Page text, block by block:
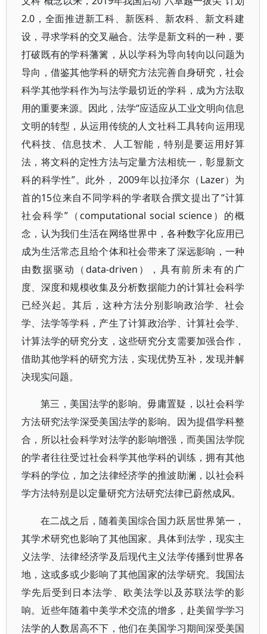
2.0，全面推进新工科、新医科、新农科、新文科建
设，寻求学科的交叉融合。法学是新文科的一种，要
打破既有的学科藩篱，从以学科为导向转向以问题为
导向，借鉴其他学科的研究方法完善自身研究，社会
科学其他学科作为与法学最切近的学科，成为方法取
用的重要来源。因此，法学“应适应从工业文明向信息
文明的转型，从运用传统的人文社科工具转向运用现
代科技、信息技术、人工智能，特别是要运用好算
法，将文科的定性方法与定量方法相统一，彰显新文
科的科学性”。此外， 2009年以拉泽尔（Lazer）为
首的15位来自不同学科的学者联合撰文提出了“计算
社会科学”（computational social science）的概
念，认为我们生活在网络世界中，各种数字化应用已
成为生活常态且给个体和社会带来了深远影响，一种
由数据驱动（data-driven），具有前所未有的广
度、深度和规模收集及分析数据能力的计算社会科学
已经兴起。其后，这种方法分别影响政治学、社会
学、法学等学科，产生了计算政治学、计算社会学、
计算法学的研究分支，这些研究分支需要加强合作，
借助其他学科的研究方法，实现优势互补，发现并解
决现实问题。
第三，美国法学的影响。毋庸置疑，以社会科学
方法研究法学深受美国法学的影响。因为提倡学科整
合，所以社会科学对法学的影响增强，而美国法学院
的学者往往受过社会科学其他学科的训练，拥有其他
学科的学位，加之法律经济学的推波助澜，以社会科
学方法特别是以定量研究方法研究法律已蔚然成风。
在二战之后，随着美国综合国力跃居世界第一，
其学术研究也影响了其他国家。具体到法学，现实主
义法学、法律经济学及后现代主义法学传播到世界各
地，这或多或少影响了其他国家的法学研究。我国法
学先后受到日本法学、欧美法学以及苏联法学的影
响。近些年随着中美学术交流的增多，赴美留学学习
法学的人数居高不下，他们在美国学习期间深受美国